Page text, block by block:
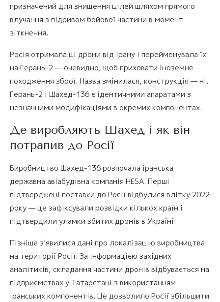
призначений для знищення цілей шляхом прямого
влучання з підривом бойової частини в момент
зіткнення.
Росія отримала ці дрони від Ірану і перейменувала їх
на Герань-2 — очевидно, щоб приховати іноземне
походження зброї. Назва змінилася, конструкція — ні.
Герань-2 і Шахед-136 є ідентичними апаратами з
незначними модифікаціями в окремих компонентах.
Де виробляють Шахед і як він
потрапив до Росії
Виробництво Шахед-136 розпочала іранська
державна авіабудівна компанія HESA. Перші
підтверджені поставки до Росії відбулися влітку 2022
року — це зафіксували розвідки кількох країн і
підтвердили уламки збитих дронів в Україні.
Пізніше з’явилися дані про локалізацію виробництва
на території Росії. За інформацією західних
аналітиків, складання частини дронів відбувається на
підприємствах у Татарстані з використанням
іранських компонентів. Це дозволило Росії збільшити